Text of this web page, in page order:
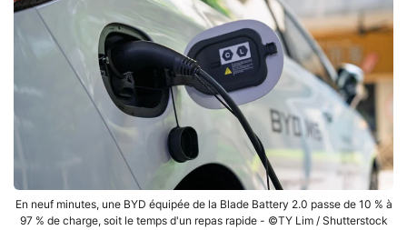
En neuf minutes, une BYD équipée de la Blade Battery 2.0 passe de 10 % à
97 % de charge, soit le temps d'un repas rapide - ©TY Lim / Shutterstock